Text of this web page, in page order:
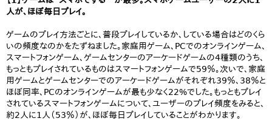
人が、ほぼ毎日プレイ。
ゲームのプレイ方法ごとに、普段プレイしているか、している場合はどのくら
いの頻度なのかをたずねました。家庭用ゲーム、PCでのオンラインゲーム、
スマートフォンゲーム、ゲームセンターのアーケードゲームの4種類のうち、
もっともプレイされているものはスマートフォンゲームで59％。次いで、家庭
用ゲームとゲームセンターでのアーケードゲームがそれぞれ39％、38％と
ほぼ同率、PCのオンラインゲームが最も少なく22%でした。もっともプレイ
されているスマートフォンゲームについて、ユーザーのプレイ頻度をみると、
約2人に1人（53％）が、ほぼ毎日プレイしていることがわかります。